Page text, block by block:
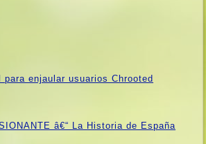
para enjaular usuarios Chrooted
â€“ La Historia de España